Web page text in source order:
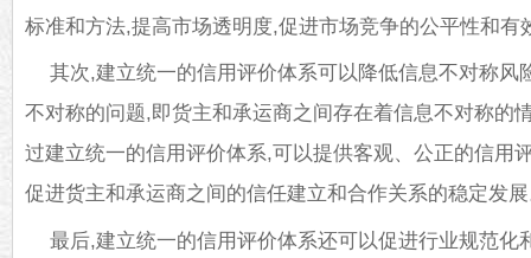
标准和方法,提高市场透明度,促进市场竞争的公平性和有
其次,建立统一的信用评价体系可以降低信息不对称风
不对称的问题,即货主和承运商之间存在着信息不对称的
过建立统一的信用评价体系,可以提供客观、公正的信用
促进货主和承运商之间的信任建立和合作关系的稳定发
最后,建立统一的信用评价体系还可以促进行业规范化